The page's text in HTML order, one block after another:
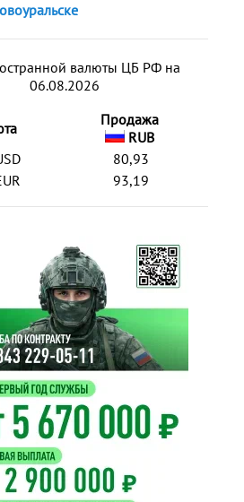
валюты ЦБ РФ на
06.08.2026
Продажа
RUB
80,93
93,19